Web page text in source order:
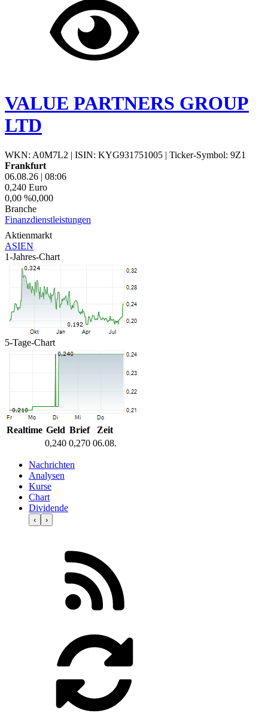
VALUE PARTNERS GROUP
LTD
WKN: A0M7L2 | ISIN: KYG931751005 | Ticker-Symbol: 9Z1
Frankfurt
06.08.26 | 08:06
0,240 Euro
0,00 %0,000
Branche
Finanzdienstleistungen
Aktienmarkt
ASIEN
1-Jahres-Chart
5-Tage-Chart
Realtime Geld Brief
Zeit
0,240 0,270 06.08.
Nachrichten
Analysen
Kurse
Chart
Dividende
‹ ›